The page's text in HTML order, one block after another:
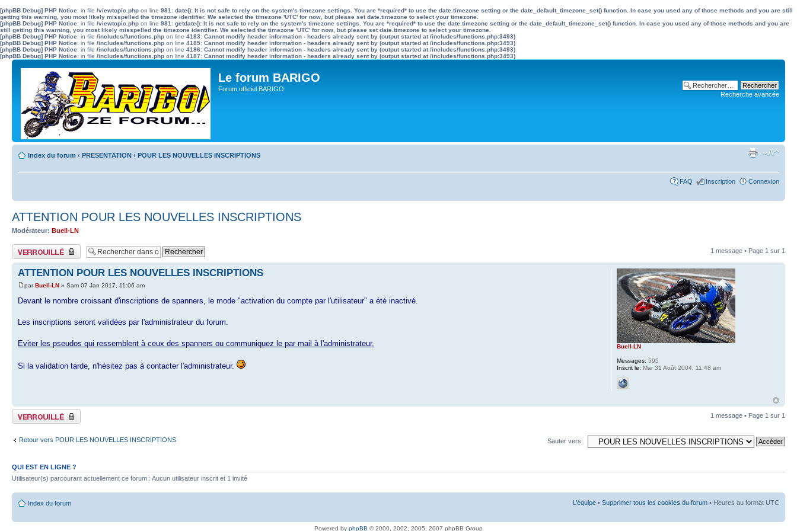
[phpBB Debug] PHP Notice: in file /viewtopic.php on line 981 : date(): It is not safe to rely on the system's timezone settings. You are *required* to use the date.timezone setting or the date_default_timezone_set() function. In case you used any of those methods and you are still
getting this warning, you most likely misspelled the timezone identifier. We selected the timezone 'UTC' for now, but please set date.timezone to select your timezone.
[phpBB Debug] PHP Notice: in file /viewtopic.php on line 981 : getdate(): It is not safe to rely on the system's timezone settings. You are *required* to use the date.timezone setting or the date_default_timezone_set() function. In case you used any of those methods and you are
still getting this warning, you most likely misspelled the timezone identifier. We selected the timezone 'UTC' for now, but please set date.timezone to select your timezone.
[phpBB Debug] PHP Notice: in file /includes/functions.php on line 4183: Cannot modify header information - headers already sent by (output started at /includes/functions.php:3493)
[phpBB Debug] PHP Notice: in file /includes/functions.php on line 4185: Cannot modify header information - headers already sent by (output started at /includes/functions.php:3493)
[phpBB Debug] PHP Notice: in file /includes/functions.php on line 4186: Cannot modify header information - headers already sent by (output started at /includes/functions.php:3493)
[phpBB Debug] PHP Notice: in file /includes/functions.php on line 4187: Cannot modify header information - headers already sent by (output started at /includes/functions.php:3493)
Le forum BARIGO
Forum officiel BARIGO
Recherche avancée
Index du forum ‹ PRESENTATION ‹ POUR LES NOUVELLES INSCRIPTIONS
FAQ Inscription Connexion
ATTENTION POUR LES NOUVELLES INSCRIPTIONS
Modérateur: Buell-LN
Sujet verrouillé 1 message • Page 1 sur 1
ATTENTION POUR LES NOUVELLES INSCRIPTIONS
parBuell-LN » Sam 07 Jan 2017, 11:06 am
Devant le nombre croissant d'inscriptions de spanners, le mode "activation du compte par l'utilisateur" a été inactivé.
Les inscriptions seront validées par l'administrateur du forum.
Eviter les pseudos qui ressemblent à ceux des spanners ou communiquez le par mail à l'administrateur.
Si la validation tarde, n'hésitez pas à contacter l'administrateur.
Buell-LN
Messages: 595
Inscrit le: Mar 31 Août 2004, 11:48 am
Sujet verrouillé 1 message • Page 1 sur 1
Retour vers POUR LES NOUVELLES INSCRIPTIONS Sauter vers:
QUI EST EN LIGNE ?
Utilisateur(s) parcourant actuellement ce forum : Aucun utilisateur inscrit et 1 invité
Index du forum L’équipe • Supprimer tous les cookies du forum • Heures au format UTC
Powered by phpBB © 2000, 2002, 2005, 2007 phpBB Group